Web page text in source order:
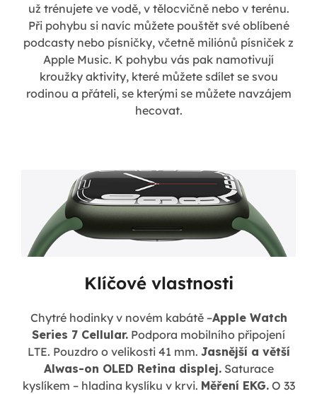
už trénujete ve vodě, v tělocvičně nebo v terénu.
Při pohybu si navíc můžete pouštět své oblíbené
podcasty nebo písničky, včetně miliónů písniček z
Apple Music. K pohybu vás pak namotivují
kroužky aktivity, které můžete sdílet se svou
rodinou a přáteli, se kterými se můžete navzájem
hecovat.
Klíčové vlastnosti
Chytré hodinky v novém kabátě –Apple Watch
Series 7 Cellular. Podpora mobilního připojení
LTE. Pouzdro o velikosti 41 mm. Jasnější a větší
Alwas-on OLED Retina displej. Saturace
kyslíkem – hladina kyslíku v krvi. Měření EKG. O 33